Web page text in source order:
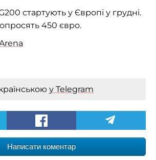
стартують у Європі у грудні.
450 євро.
у Telegram
Написати коментар